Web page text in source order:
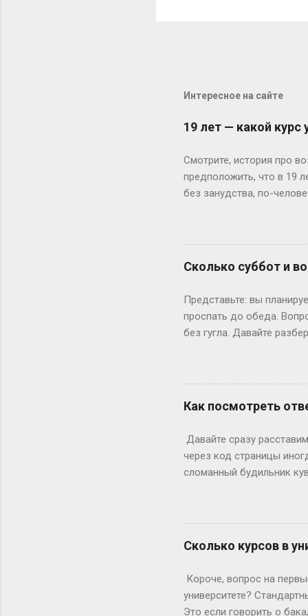
Интересное на сайте
19 лет — какой курс
Смотрите, история про
предположить, что в 19
без занудства, по-
не туда. Вот Сергей из
одноклассники уже на
штурмует лекции по
школе — представьте,
вносит коррективы.
Сколько суббот и
Представьте: вы
проспать до обеда.
без гугла. Давайте
остатке. То есть
лишний день?» Всё
понедельник, то
366 дней делим на 7 —
Выходных будет по 53. Но
Как посмотреть
Давайте сразу
через код страницы
сломанный будильник
страницы
ключевое «однако»,
инспектор. Где же тогда
Раньше, в эпоху
рамка для картины. Саму
Сколько курсов в
Короче, вопрос на
университете?
Это если говорить о